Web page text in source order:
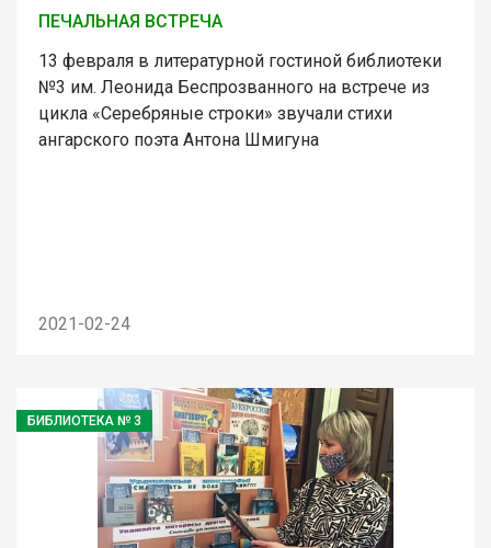
ПЕЧАЛЬНАЯ ВСТРЕЧА
13 февраля в литературной гостиной библиотеки
№3 им. Леонида Беспрозванного на встрече из
цикла «Серебряные строки» звучали стихи
ангарского поэта Антона Шмигуна
2021-02-24
БИБЛИОТЕКА № 3